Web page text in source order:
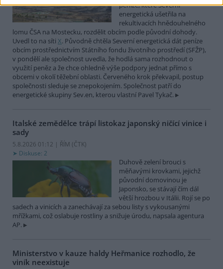
peníze, které Severní
energetická ušetřila na
rekultivacích hnědouhelného
lomu ČSA na Mostecku, rozdělit obcím podle původní dohody.
Uvedl to na síti X. Původně chtěla Severní energetická dát peníze
obcím prostřednictvím Státního fondu životního prostředí (SFŽP),
v pondělí ale společnost uvedla, že hodlá sama rozhodnout o
využití peněz a že chce ohledně výše podpory jednat přímo s
obcemi v okolí těžební oblasti. Červeného krok překvapil, postup
společnosti sleduje se znepokojením. Společnost patří do
energetické skupiny Sev.en, kterou vlastní Pavel Tykač.
Italské zemědělce trápí listokaz japonský ničící vinice i
sady
5.8.2026 01:12 | ŘÍM (ČTK)
Diskuse: 2
Duhově zelení brouci s
měňavými krovkami, jejichž
původní domovinou je
Japonsko, se stávají čím dál
větší hrozbou v Itálii. Rojí se po
sadech a vinicích a zanechávají za sebou listy s vykousanými
mřížkami, což oslabuje rostliny a snižuje úrodu, napsala agentura
AP.
Ministerstvo v kauze haldy Heřmanice rozhodlo, že
viník neexistuje